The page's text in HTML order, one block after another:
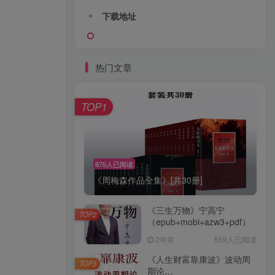
下载地址
热门文章
875人已阅读
《周梅森作品全集》[共30册]
TOP1
《三生万物》宁高宁
（epub+mobi+azw3+pdf）
2年前 569人已阅读
TOP2
《人生财富靠康波》波动周
期论
TOP3